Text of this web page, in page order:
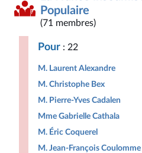
Populaire
(71 membres)
Pour : 22
M. Laurent Alexandre
M. Christophe Bex
M. Pierre-Yves Cadalen
Mme Gabrielle Cathala
M. Éric Coquerel
M. Jean-François Coulomme